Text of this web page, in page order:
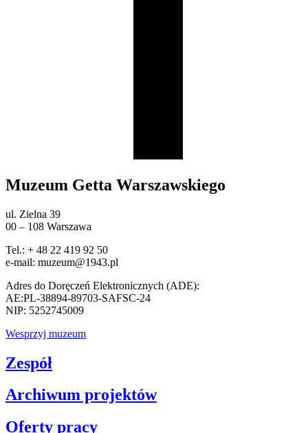
Muzeum Getta Warszawskiego
ul. Zielna 39
00 – 108 Warszawa
Tel.: + 48 22 419 92 50
e-mail: muzeum@1943.pl
Adres do Doręczeń Elektronicznych (ADE):
AE:PL-38894-89703-SAFSC-24
NIP: 5252745009
Wesprzyj muzeum
Zespół
Archiwum projektów
Oferty pracy